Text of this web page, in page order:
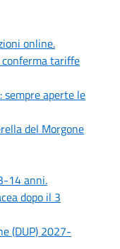
online.
conferma tariffe
aperte le
del Morgone
14 anni.
dopo il 3
(DUP) 2027-